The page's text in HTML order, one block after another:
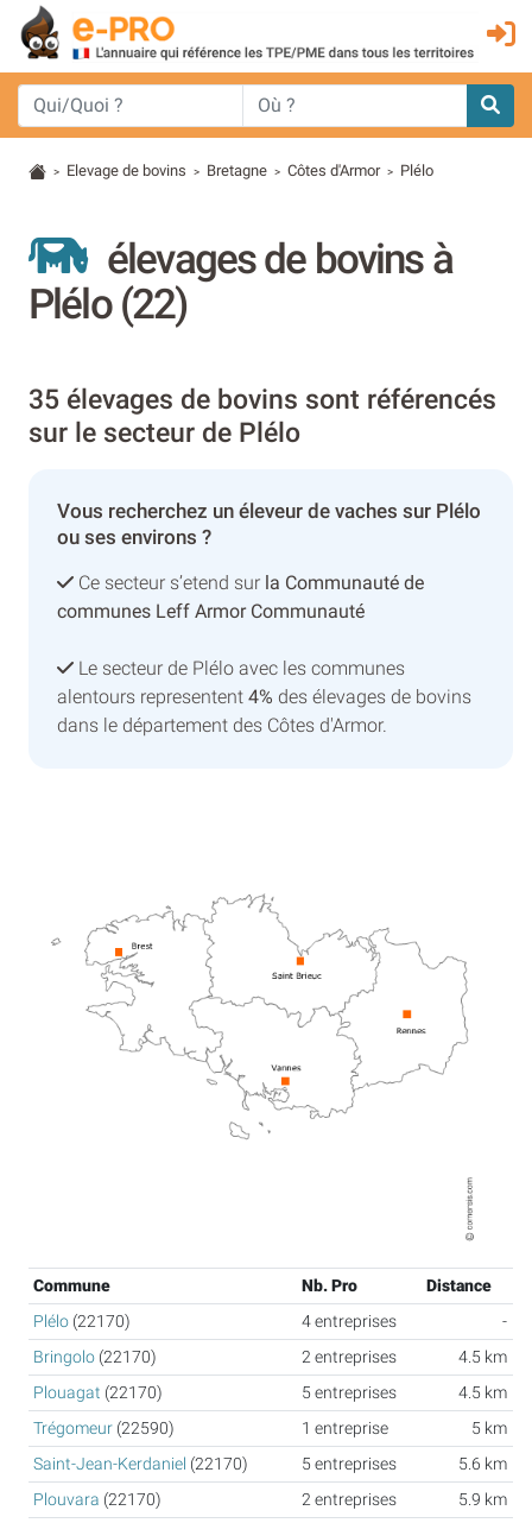
> Elevage de bovins > Bretagne > Côtes d'Armor > Plélo
élevages de bovins à
Plélo (22)
35 élevages de bovins sont référencés
sur le secteur de Plélo
Vous recherchez un éleveur de vaches sur Plélo
ou ses environs ?
Ce secteur s’etend sur la Communauté de
communes Leff Armor Communauté
Le secteur de Plélo avec les communes
alentours representent 4% des élevages de bovins
dans le département des Côtes d'Armor.
Commune Nb. Pro
Distance
Plélo (22170) 4 entreprises
-
Bringolo (22170) 2 entreprises
4.5 km
Plouagat (22170) 5 entreprises
4.5 km
Trégomeur (22590) 1 entreprise
5 km
Saint-Jean-Kerdaniel (22170) 5 entreprises
5.6 km
Plouvara (22170) 2 entreprises
5.9 km